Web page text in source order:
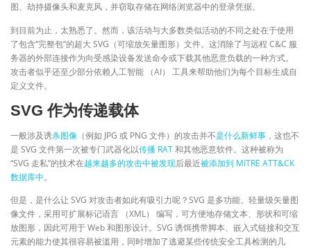
图、劫持摄像头和麦克风，并窃取存储在网络浏览器中的登录凭据。
到目前为止，太熟悉了。然而，该活动与大多数类似活动的不同之处在于使用
了包含“完整包”的超大 SVG（可缩放矢量图形）文件。这消除了与远程 C&C 服
务器的外部连接作为向受感染设备发送命令或下载其他恶意负载的一种方式。
攻击者似乎还至少部分依赖人工智能 （AI） 工具来帮助他们为每个目标生成自
定义文件。
SVG 作为传递载体
一般涉及诱杀图像 （例如 JPG 或 PNG 文件）的攻击并不是什么新鲜事 ，这也不
是 SVG 文件第一次被专门武器化以传播 RAT和其他恶意软件。这种被称为
“SVG 走私”的技术在越来越多的攻击中被发现后最近被添加到 MITRE ATT&CK
数据库中。
但是，是什么让 SVG 对攻击者如此有吸引力呢？SVG 是多功能、轻量级矢量图
像文件，采用可扩展标记语言 （XML） 编写，可方便地存储文本、形状和可缩
放图形，因此可用于 Web 和图形设计。SVG 诱饵携带脚本、嵌入式链接和交互
元素的能力使其很容易被滥用，同时增加了逃避某些传统安全工具检测的几